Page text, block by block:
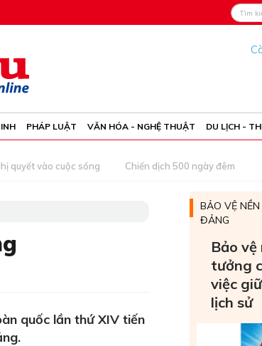
PHÁP LUẬT VĂN HÓA - NGHỆ THUẬT DU LỊCH -
quyết vào cuộc sống Chiến dịch 500 ngày đêm
quốc lần thứ XIV tiến
BẢO VỆ
ĐẢNG
Bảo
tưởng
việc
lịch sử